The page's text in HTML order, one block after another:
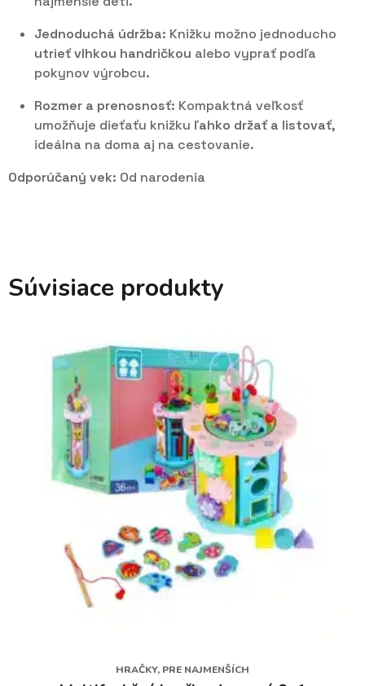
Jednoduchá údržba: Knižku možno jednoducho
utrieť vlhkou handričkou alebo vyprať podľa
pokynov výrobcu.
Rozmer a prenosnosť: Kompaktná veľkosť
umožňuje dieťaťu knižku ľahko držať a listovať,
ideálna na doma aj na cestovanie.
Odporúčaný vek: Od narodenia
Súvisiace produkty
HRAČKY, PRE NAJMENŠÍCH